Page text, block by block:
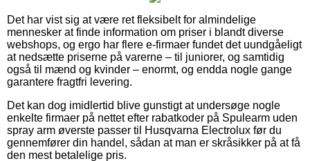
Det har vist sig at være ret fleksibelt for almindelige
mennesker at finde information om priser i blandt diverse
webshops, og ergo har flere e-firmaer fundet det uundgåeligt
at nedsætte priserne på varerne – til juniorer, og samtidig
også til mænd og kvinder – enormt, og endda nogle gange
garantere fragtfri levering.
Det kan dog imidlertid blive gunstigt at undersøge nogle
enkelte firmaer på nettet efter rabatkoder på Spulearm uden
spray arm øverste passer til Husqvarna Electrolux før du
gennemfører din handel, sådan at man er skråsikker på at få
den mest betalelige pris.